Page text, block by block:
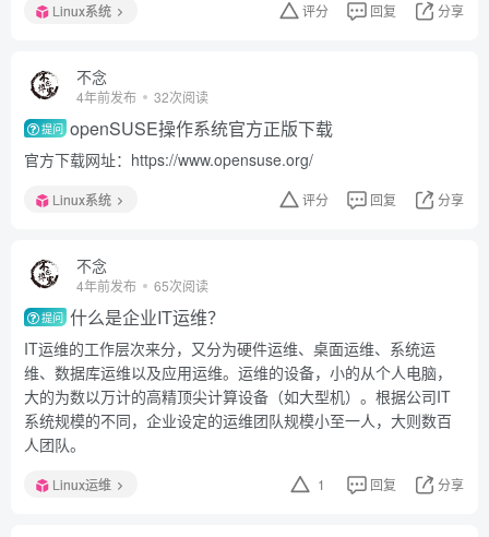
Linux系统 评分 回复 分享
不念
4年前发布 32次阅读
提问 openSUSE操作系统官方正版下载
官方下载网址：https://www.opensuse.org/
Linux系统 评分 回复 分享
不念
4年前发布 65次阅读
提问 什么是企业IT运维？
IT运维的工作层次来分，又分为硬件运维、桌面运维、系统运
维、数据库运维以及应用运维。运维的设备，小的从个人电脑，
大的为数以万计的高精顶尖计算设备（如大型机）。根据公司IT
系统规模的不同，企业设定的运维团队规模小至一人，大则数百
人团队。
Linux运维 1 回复 分享